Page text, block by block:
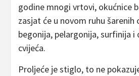
godine mnogi vrtovi, okućnice
zasjat će u novom ruhu šarenih
begonija, pelargonija, surfinija
cvijeća.
Proljeće je stiglo, to ne